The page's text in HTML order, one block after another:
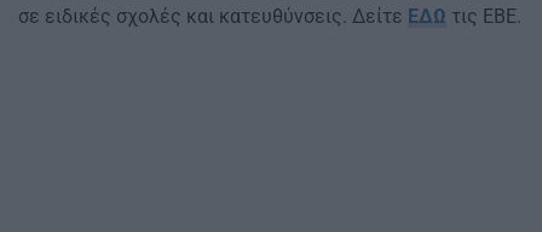
σε ειδικές σχολές και κατευθύνσεις. Δείτε ΕΔΩ τις ΕΒΕ.